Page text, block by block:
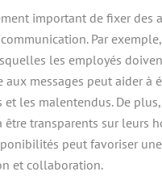
important de fixer des
Par
les employés
aux messages peut aider à
et les malentendus. De
être transparents sur leurs
peut favoriser
et collaboration.